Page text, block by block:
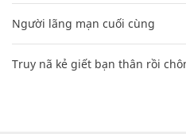
Người lãng mạn cuối cùng
Truy nã kẻ giết bạn thân rồi